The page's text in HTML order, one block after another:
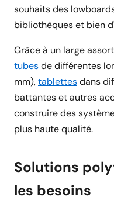
souhaits des
bibliothèques et bien
Grâce à un large
tubesde différentes
mm),tablettesdans
battantes et autres
construire des
plus haute qualité.
Solutions
les besoins